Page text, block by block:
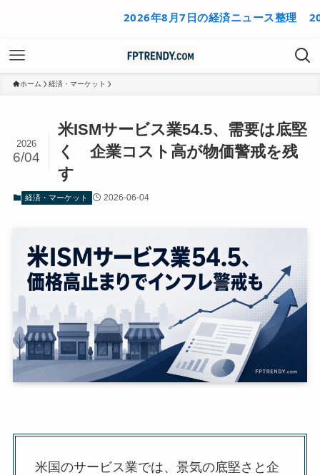
2026年8月7日の経済ニュース整理 2026年8
ホーム 経済・マーケット
米ISMサービス業54.5、需要は底堅
く 企業コスト高が物価警戒を残
す
2026
6/04
経済・マーケット 2026-06-04
米国のサービス業では、景気の底堅さと企